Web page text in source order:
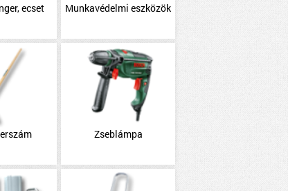
ecset Munkavédelmi eszközök
Zseblámpa